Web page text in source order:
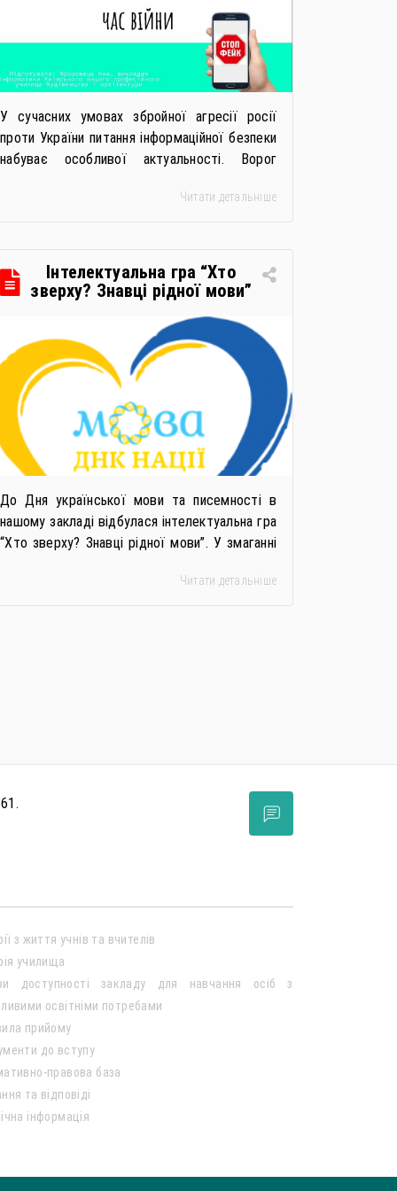
У сучасних умовах збройної агресії росії
проти України питання інформаційної безпеки
набуває особливої актуальності. Ворог
неправдиві повідомлення, фейки та
розгубленість серед громадян нашої
держави. Саме тому важливо бути
відповідальними користувачами мережі. З
метою захисту себе та своїх […]
Читати детальніше
Інтелектуальна гра “Хто
зверху? Знавці рідної мови”
До Дня української мови та писемності в
нашому закладі відбулася інтелектуальна гра
“Хто зверху? Знавці рідної мови”. У змаганні
демонстрували свої знання з української
Читати детальніше
з життя учнів та вчителів
училища
доступності закладу для навчання осіб з
освітніми потребами
прийому
до вступу
правова база
та відповіді
інформація